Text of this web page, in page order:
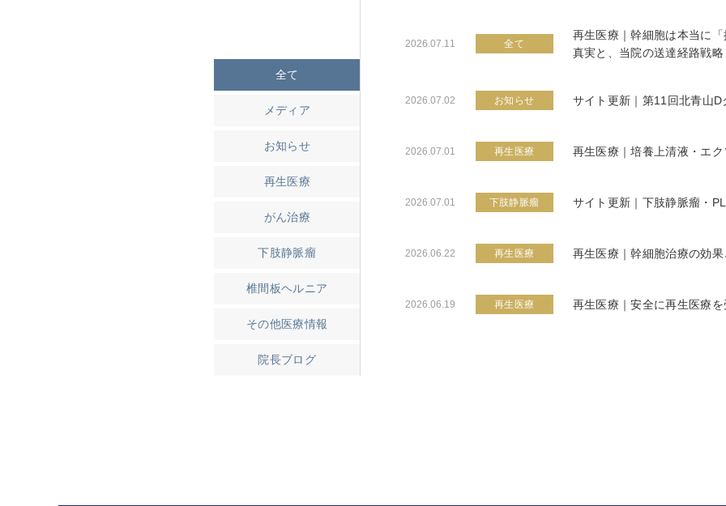
全て
メディア
お知らせ
再生医療
がん治療
下肢静脈瘤
椎間板ヘルニア
その他医療情報
院長ブログ
2026.07.11 全て
再生医療｜幹細胞は本当に
真実と、当院の送達経路戦略
2026.07.02 お知らせ サイト更新｜第11回北青山
2026.07.01 再生医療 再生医療｜培養上清液・エ
2026.07.01 下肢静脈瘤 サイト更新｜下肢静脈瘤・
2026.06.22 再生医療 再生医療｜幹細胞治療の効
2026.06.19 再生医療 再生医療｜安全に再生医療